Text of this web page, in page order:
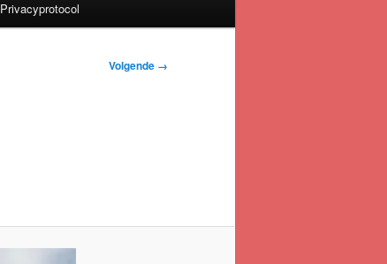
Privacyprotocol
Volgende →